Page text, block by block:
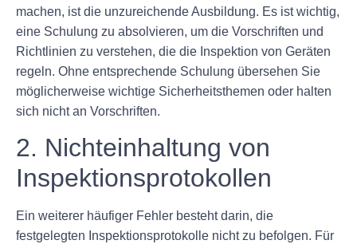
machen, ist die unzureichende Ausbildung. Es ist wichtig,
eine Schulung zu absolvieren, um die Vorschriften und
Richtlinien zu verstehen, die die Inspektion von Geräten
regeln. Ohne entsprechende Schulung übersehen Sie
möglicherweise wichtige Sicherheitsthemen oder halten
sich nicht an Vorschriften.
2. Nichteinhaltung von
Inspektionsprotokollen
Ein weiterer häufiger Fehler besteht darin, die
festgelegten Inspektionsprotokolle nicht zu befolgen. Für